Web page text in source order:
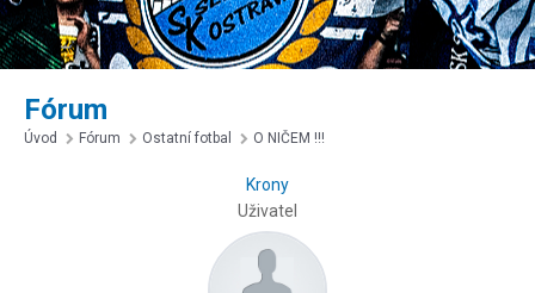
Fórum
Úvod Fórum Ostatní fotbal O NIČEM !!!
Krony
Uživatel